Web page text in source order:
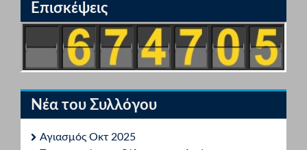
Επισκέψεις
Νέα του Συλλόγου
Αγιασμός Οκτ 2025